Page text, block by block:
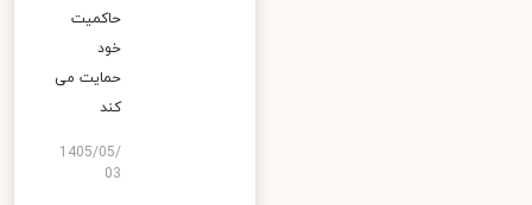
حاکمیت
خود
حمایت می
کند
1405/05/
03